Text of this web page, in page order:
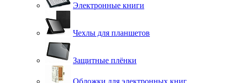
Электронные книги
Чехлы для планшетов
Защитные плёнки
Обложки для электронных книг